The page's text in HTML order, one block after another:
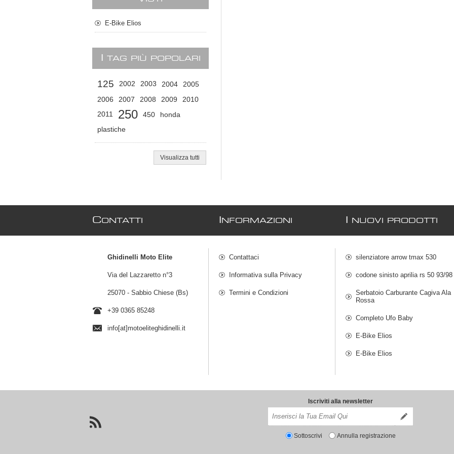
E-Bike Elios
TAG PIÙ POPOLARI
125 2002 2003 2004
2005
2006
2007 2008 2009 2010
2011 250 450 honda
plastiche
Visualizza tutti
CONTATTI
Ghidinelli Moto Elite
Via del Lazzaretto n°3
25070 - Sabbio Chiese (Bs)
+39 0365 85248
info[at]motoeliteghidinelli.it
NFORMAZIONI
Contattaci
Informativa sulla Privacy
Termini e Condizioni
NUOVI PRODOTTI
silenziatore arrow tmax 530
codone sinisto aprilia rs 50 93/98
Serbatoio Carburante Cagiva Ala
Rossa
Completo Ufo Baby
E-Bike Elios
E-Bike Elios
Iscriviti alla newsletter
Sottoscrivi Annulla registrazione